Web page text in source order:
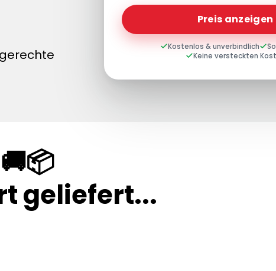
Preis anzeigen
Kostenlos & unverbindlich
Keine versteckten
geliefert...